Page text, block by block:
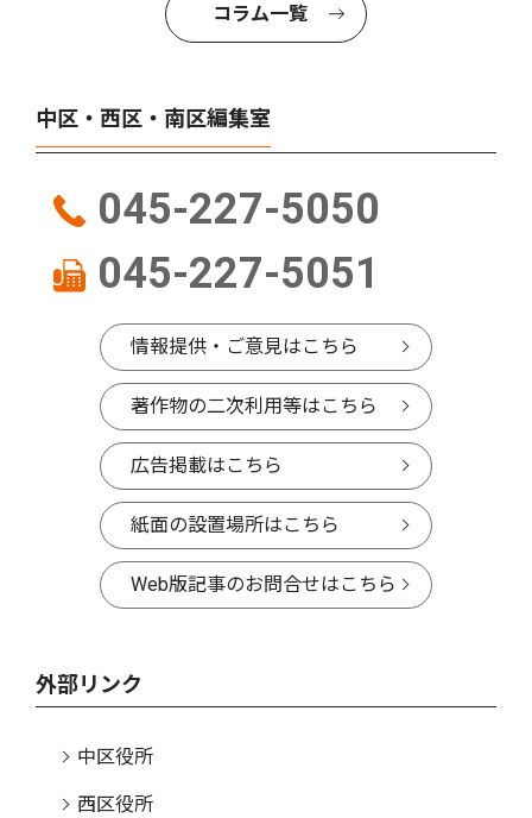
コラム一覧
中区・西区・南区編集室
045-227-5050
045-227-5051
情報提供・ご意見はこちら
著作物の二次利用等はこちら
広告掲載はこちら
紙面の設置場所はこちら
Web版記事のお問合せはこちら
外部リンク
中区役所
西区役所